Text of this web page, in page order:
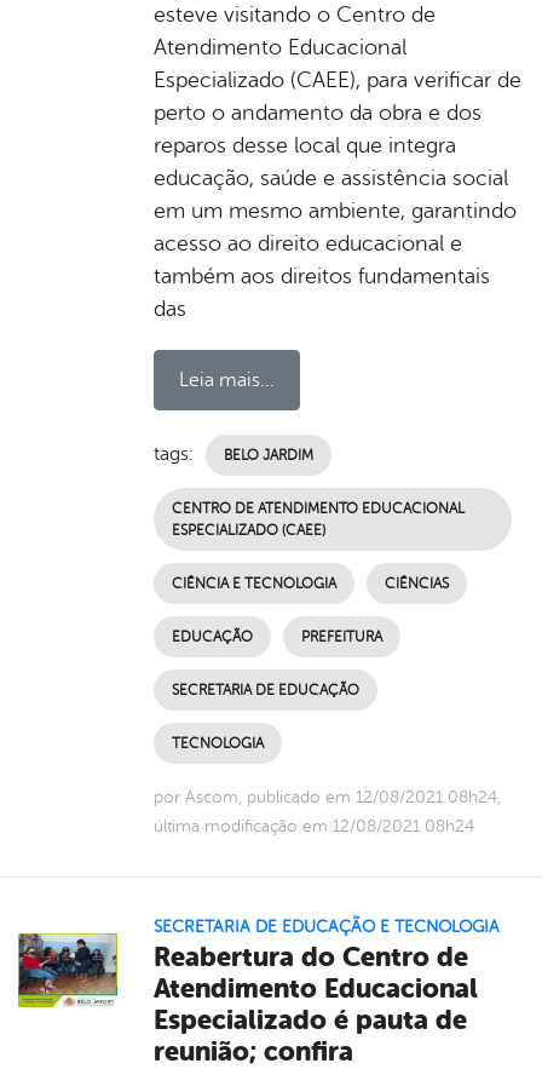
esteve visitando o Centro de
Atendimento Educacional
Especializado (CAEE), para verificar de
perto o andamento da obra e dos
reparos desse local que integra
educação, saúde e assistência social
em um mesmo ambiente, garantindo
acesso ao direito educacional e
também aos direitos fundamentais
das
Leia mais...
tags: BELO JARDIM
CENTRO DE ATENDIMENTO EDUCACIONAL
ESPECIALIZADO (CAEE)
CIÊNCIA E TECNOLOGIA CIÊNCIAS
EDUCAÇÃO PREFEITURA
SECRETARIA DE EDUCAÇÃO
TECNOLOGIA
por Ascom, publicado em 12/08/2021 08h24,
última modificação em 12/08/2021 08h24
SECRETARIA DE EDUCAÇÃO E TECNOLOGIA
Reabertura do Centro de
Atendimento Educacional
Especializado é pauta de
reunião; confira